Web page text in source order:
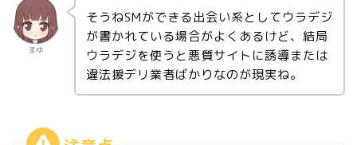
まゆ
そうねSMができる出会い系としてウラデジ
が書かれている場合がよくあるけど、結局
ウラデジを使うと悪質サイトに誘導または
違法援デリ業者ばかりなのが現実ね。